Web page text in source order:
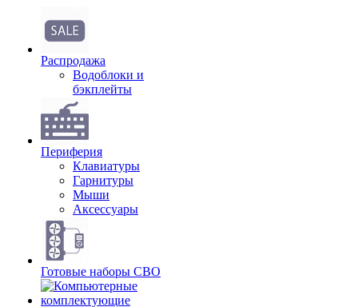
Распродажа
Водоблоки и
бэкплейты
Периферия
Клавиатуры
Гарнитуры
Мыши
Аксессуары
Готовые наборы СВО